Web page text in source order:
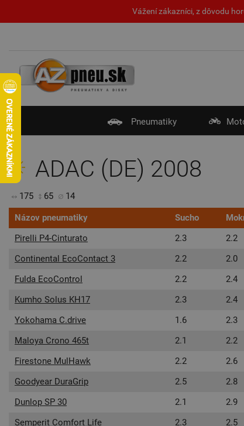
Vážení zákazníci, z dôvodu
Pneumatiky
ADAC (DE) 2008
175 65 14
Názov pneumatiky Sucho
Pirelli P4-Cinturato
2.3 2.2
Continental EcoContact 3
2.2 2.0
Fulda EcoControl
2.2 2.4
Kumho Solus KH17
2.3 2.4
Yokohama C.drive
1.6 2.3
Maloya Crono 465t
2.1 2.2
Firestone MulHawk
2.2 2.6
Goodyear DuraGrip
2.5 2.8
Dunlop SP 30
2.1 2.9
Semperit Comfort Life
2.3 2.5